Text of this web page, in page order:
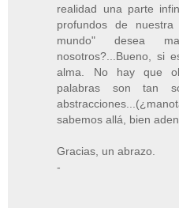
realidad una parte
profundos de
mundo" desea
nosotros?...Bueno, si
alma. No hay que
palabras son tan
sabemos allá, bien
Gracias, un abrazo.
-